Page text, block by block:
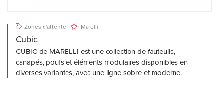
Zones d'attente Marelli
Cubic
CUBIC de MARELLI est une collection de fauteuils,
canapés, poufs et éléments modulaires disponibles en
diverses variantes, avec une ligne sobre et moderne.